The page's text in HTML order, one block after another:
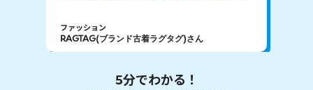
ファッション
RAGTAG(ブランド古着ラグタグ)さん
5分でわかる！